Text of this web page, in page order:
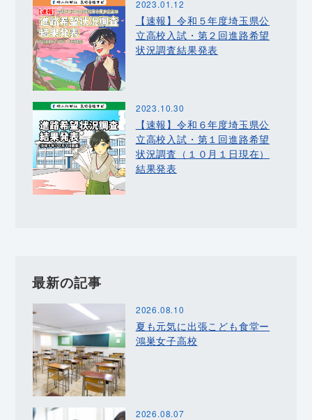
2023.01.12
【速報】令和５年度埼玉県公
立高校入試・第２回進路希望
状況調査結果発表
2023.10.30
【速報】令和６年度埼玉県公
立高校入試・第１回進路希望
状況調査（１０月１日現在）
結果発表
最新の記事
2026.08.10
夏も元気に出張こども食堂ー
鴻巣女子高校
2026.08.07